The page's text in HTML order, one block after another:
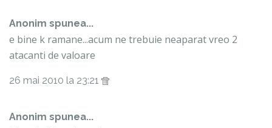
Anonim spunea...
e bine k ramane...acum ne trebuie neaparat vreo 2
atacanti de valoare
26 mai 2010 la 23:21
Anonim spunea...